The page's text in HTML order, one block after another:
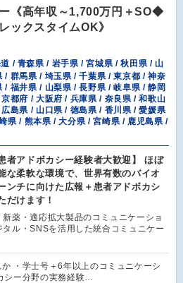
《高年収～1,700万円＋SO◆
ックスタイムOK》
/ 青森県 / 岩手県 / 宮城県 / 秋田県 / 山
/ 群馬県 / 埼玉県 / 千葉県 / 東京都 / 神奈
/ 福井県 / 山梨県 / 長野県 / 岐阜県 / 静岡
都府 / 大阪府 / 兵庫県 / 奈良県 / 和歌山
島県 / 山口県 / 徳島県 / 香川県 / 愛媛県
県 / 熊本県 / 大分県 / 宮崎県 / 鹿児島県 /
者アドボカシー経験者大歓迎】 ほぼ
な柔軟な環境で、世界有数のバイオ
ンチに向けた広報＋患者アドボカシ
だけます！
新薬・適応拡大製品のコミュニケーショ
タル・SNSを活用した統合コミュニケー
・学士号＋6年以上のコミュニケーシ
シー分野の実務経験…